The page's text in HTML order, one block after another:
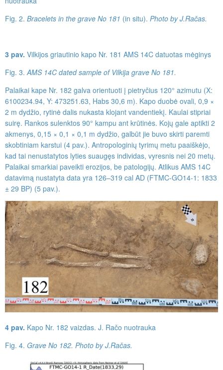
Fig. 2. Bracelets in the grave No 181 (in situ). Photo by J.Račas.
3 pav. Vilkijos griautinio kapo Nr. 181 AMS 14C datuotas mėginys
Fig. 3. AMS 14C dated sample of Vil­kija grave No 181.
Palaikai kape Nr. 182 galva orientuoti į pietryčius 120° azimutu (X:
6100234.94, Y: 473251.63, Habs 30,6 m). Kapo duobė ovali, 0,9 ×
2 m dydžio, rytinė dalis nukasta klojant vandentiekį. Kaulai stipriai
suirę. Rankos sulenktos 90° kampu ant krūtinės. Kojų gale aptikti 2
akmenys, 0,15 × 0,1 × 0,1 m dydžio, galbūt jie buvo skirti paremti
skobtiniam karstui (4 pav.). Antropologinių tyrimų metu paaiškėjo,
kad tai nenustatytos lyties suaugęs individas, vyresnis nei 20 metų.
Palaikai smarkiai paveikti erozijos, be patologijų. Atlikus AMS 14C
datavimą nustatyta data yra 126–319 cal AD (FTMC-GO14-1: 1833
± 29 BP) (5 pav.).
4 pav. Kapo Nr. 182 vaizdas. J. Račo nuotrauka
Fig. 4. Grave No 182. Photo by J.Račas.